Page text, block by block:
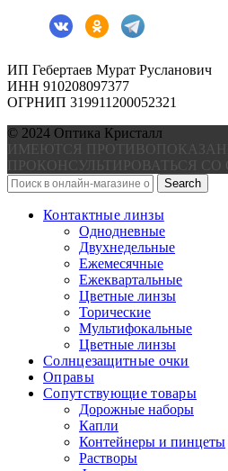
ИП Гебертаев Мурат Русланович
ИНН 910208097377
ОГРНИП 319911200052321
© 2024 Оптика Кристалл
ИМЕЮТСЯ
ПРОКОНСУЛЬТИРОВАТЬСЯ
Search
Контактные линзы
Однодневные
Двухнедельные
Ежемесячные
Ежеквартальные
Цветные линзы
Торические
Мультифокальные
Цветные линзы
Солнцезащитные очки
Оправы
Сопутствующие товары
Дорожные наборы
Капли
Контейнеры и пинцеты
Растворы